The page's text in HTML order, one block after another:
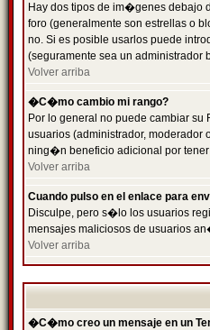
Hay dos tipos de im�genes debajo
foro (generalmente son estrellas o
no. Si es posible usarlos puede
(seguramente sea un administrador
Volver arriba
�C�mo cambio mi rango?
Por lo general no puede cambiar
usuarios (administrador, moderador
ning�n beneficio adicional por
Volver arriba
Cuando pulso en el enlace para
Disculpe, pero s�lo los usuarios
mensajes maliciosos de usuarios
Volver arriba
�C�mo creo un mensaje en un